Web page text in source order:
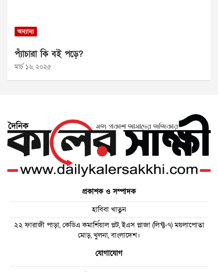
অন্যান্য
প্যাঁচারা কি বই পড়ে?
মার্চ ১৬, ২০২৫
প্রকাশক ও সম্পাদক
হাবিবা খাতুন
২২ ফারাজী পাড়া, কেডিএ কমার্শিয়াল প্লট, ইএস প্লাজা (লিফ্ট-৭) ময়লাপোতা
মোড়, খুলনা, বাংলাদেশ।
যোগাযোগ